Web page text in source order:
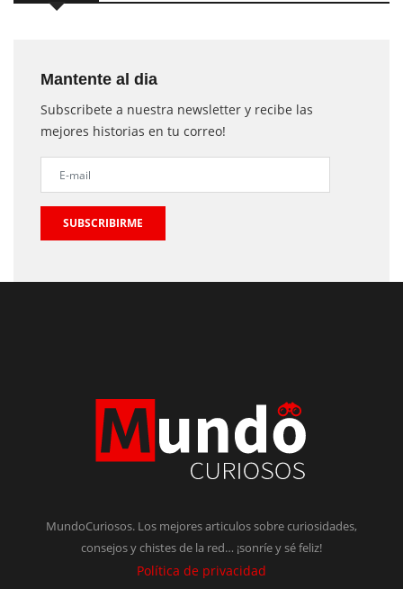
Mantente al dia
Subscribete a nuestra newsletter y recibe las
mejores historias en tu correo!
SUBSCRIBIRME
MundoCuriosos. Los mejores articulos sobre curiosidades,
consejos y chistes de la red… ¡sonríe y sé feliz!
Política de privacidad